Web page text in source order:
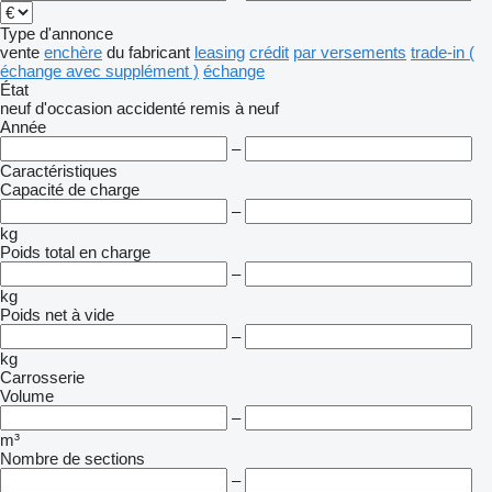
Type d'annonce
vente enchère du fabricant leasing crédit par versements trade-in (
échange avec supplément ) échange
État
neuf d'occasion accidenté remis à neuf
Année
–
Caractéristiques
Capacité de charge
–
kg
Poids total en charge
–
kg
Poids net à vide
–
kg
Carrosserie
Volume
–
m³
Nombre de sections
–